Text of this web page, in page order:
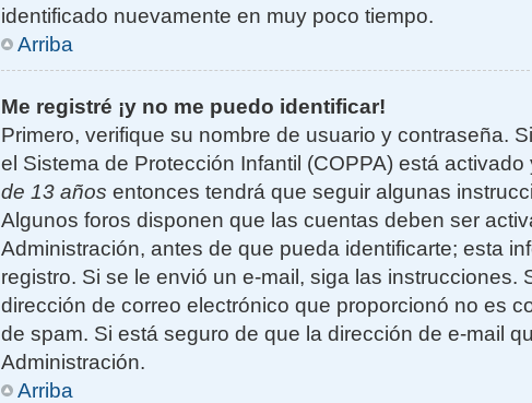
identificado nuevamente en muy poco tiempo.
Arriba
Me registré ¡y no me puedo identificar!
Primero, verifique su nombre de usuario y contraseña.
el Sistema de Protección Infantil (COPPA) está
de 13 años entonces tendrá que seguir algunas
Algunos foros disponen que las cuentas deben ser
Administración, antes de que pueda identificarte; esta
registro. Si se le envió un e-mail, siga las instrucciones.
dirección de correo electrónico que proporcionó no es
de spam. Si está seguro de que la dirección de e-mail
Administración.
Arriba